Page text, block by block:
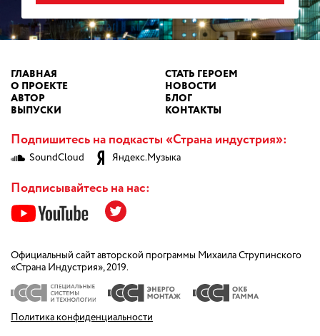
ГЛАВНАЯ
О ПРОЕКТЕ
АВТОР
ВЫПУСКИ
СТАТЬ ГЕРОЕМ
НОВОСТИ
БЛОГ
КОНТАКТЫ
Подпишитесь на подкасты «Страна индустрия»:
SoundCloud Яндекс.Музыка
Подписывайтесь на нас:
Официальный сайт авторской программы Михаила Струпинского
«Страна Индустрия», 2019.
Политика конфиденциальности